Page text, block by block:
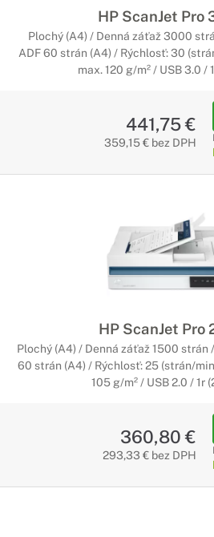
HP ScanJet Pro
Plochý (A4) / Denná záťaž 3000
ADF 60 strán (A4) / Rýchlosť: 30
max. 120 g/m² / USB 3.0 /
441,75 €
359,15 € bez DPH
HP ScanJet Pro
Plochý (A4) / Denná záťaž 1500 strán
60 strán (A4) / Rýchlosť: 25 (strán/
105 g/m² / USB 2.0 / 1r
360,80 €
293,33 € bez DPH